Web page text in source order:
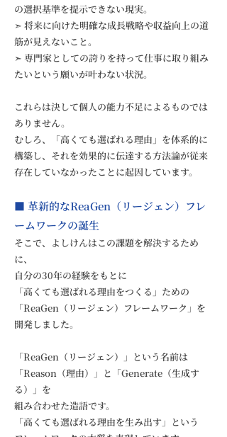
の選択基準を提示できない現実。
➣ 将来に向けた明確な成長戦略や収益向上の道
筋が見えないこと。
➣ 専門家としての誇りを持って仕事に取り組み
たいという願いが叶わない状況。
これらは決して個人の能力不足によるものでは
ありません。
むしろ、「高くても選ばれる理由」を体系的に
構築し、それを効果的に伝達する方法論が従来
存在していなかったことに起因しています。
■ 革新的なReaGen（リージェン）フレ
ームワークの誕生
そこで、よしけんはこの課題を解決するため
に、
自分の30年の経験をもとに
「高くても選ばれる理由をつくる」ための
「ReaGen（リージェン）フレームワーク」を
開発しました。
「ReaGen（リージェン）」という名前は
「Reason（理由）」と「Generate（生成す
る）」を
組み合わせた造語です。
「高くても選ばれる理由を生み出す」という